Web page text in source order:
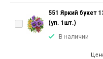
551 Яркий букет
(уп. 1шт.)
В наличии